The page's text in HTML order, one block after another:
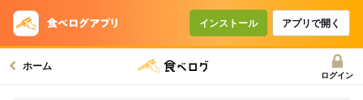
インストール アプリで開く
ホーム
ログイン